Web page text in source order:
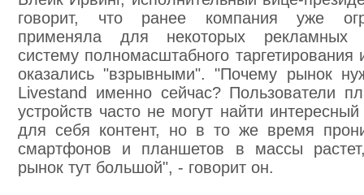
говорит, что ранее компания уже
применяла для некоторых рекламных
систему полномасштабного таргетирования
оказались "взрывными". "Почему рынок
Livestand именно сейчас? Пользователи
устройств часто не могут найти
для себя контент, но в то же время
смартфонов и планшетов в массы
рынок тут большой", - говорит он.